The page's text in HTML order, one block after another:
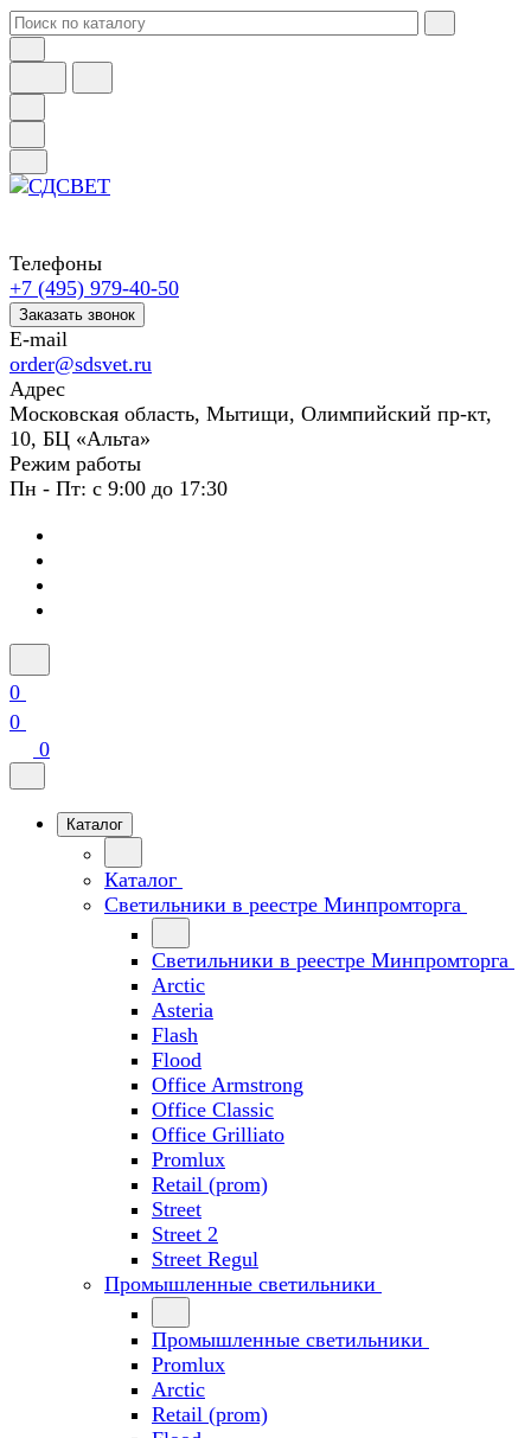
Телефоны
+7 (495) 979-40-50
Заказать звонок
E-mail
order@sdsvet.ru
Адрес
Московская область, Мытищи, Олимпийский пр-кт,
10, БЦ «Альта»
Режим работы
Пн - Пт: с 9:00 до 17:30
0
0
0
Каталог
Каталог
Светильники в реестре Минпромторга
Светильники в реестре Минпромторга
Arctic
Asteria
Flash
Flood
Office Armstrong
Office Classic
Office Grilliato
Promlux
Retail (prom)
Street
Street 2
Street Regul
Промышленные светильники
Промышленные светильники
Promlux
Arctic
Retail (prom)